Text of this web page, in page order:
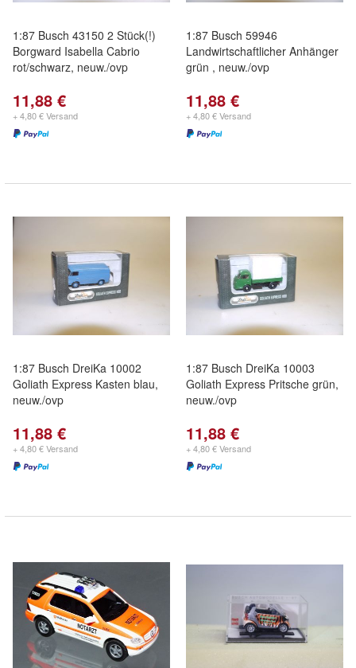
1:87 Busch 43150 2 Stück(!)
Borgward Isabella Cabrio
rot/schwarz, neuw./ovp
11,88 €
+ 4,80 € Versand
1:87 Busch 59946
Landwirtschaftlicher Anhänger
grün , neuw./ovp
11,88 €
+ 4,80 € Versand
1:87 Busch DreiKa 10002
Goliath Express Kasten blau,
neuw./ovp
11,88 €
+ 4,80 € Versand
1:87 Busch DreiKa 10003
Goliath Express Pritsche grün,
neuw./ovp
11,88 €
+ 4,80 € Versand